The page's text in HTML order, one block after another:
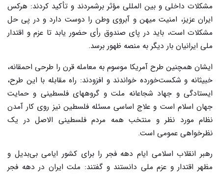
مشکلات داخلی و بین المللی مؤثر برشمردند و تأکید کردند: هرکس
ایران عزیز، امنیت میهن و آبروی وطن را دوست دارد و در پی حل
مشکلات است، باید در پای صندوق رأی حضور یابد تا عزم و اقتدار
ملی ایرانیان بار دیگر به منصه ظهور برسد.
ایشان همچنین طرح آمریکا موسوم به معامله قرن را طرحی احمقانه،
خبیثانه و شکست‌خورده خواندند و افزودند: راه مقابله با این طرح،
ایستادگی و جهاد شجاعانه ملت و گروههای فلسطینی و حمایت
جهان اسلام است و علاج اساسی مسئله فلسطین نیز روی کار آمدن
نظام مورد نظر و منتخب همه مردم فلسطینی الاصل در یک
نظرخواهی عمومی است.
رهبر انقلاب اسلامی ایام دهه فجر را برای کشور ایامی بی‌بدیل و
مظهر اقتدار و عزم ملی دانستند و گفتند: ملت ایران در دهه فجر